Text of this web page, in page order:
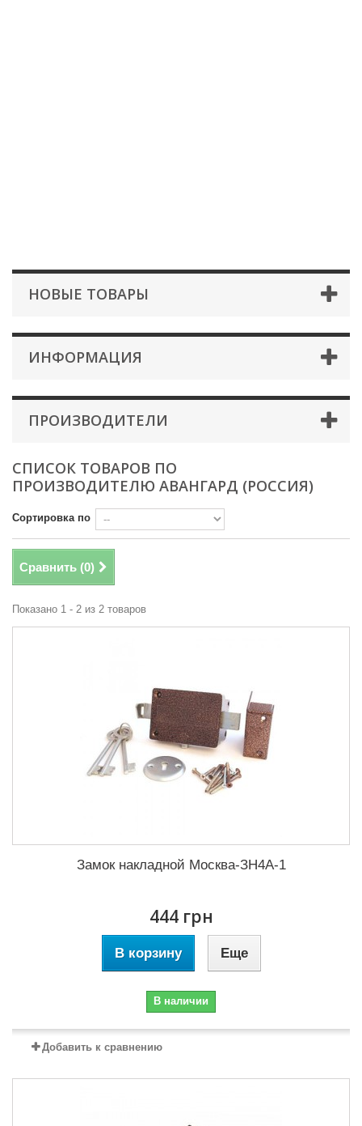
НОВЫЕ ТОВАРЫ
ИНФОРМАЦИЯ
ПРОИЗВОДИТЕЛИ
СПИСОК ТОВАРОВ ПО
ПРОИЗВОДИТЕЛЮ АВАНГАРД (РОССИЯ)
Сортировка по
Сравнить (0)
Показано 1 - 2 из 2 товаров
Замок накладной Москва-ЗН4А-1
444 грн
В корзину Еще
В наличии
Добавить к сравнению